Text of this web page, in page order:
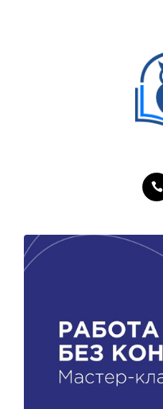
ЛЕЧЕБНАЯ ДЕЯТЕЛЬНОСТЬ
НОВОСТИ
ЛЕЧЕБНАЯ ДЕЯТЕЛЬНОСТЬ
ОНЛАЙН-КУРСЫ